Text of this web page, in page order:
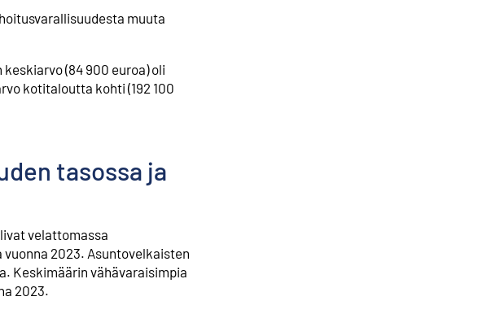
muuta
(84 900 euroa) oli
kotitaloutta kohti (192 100
tasossa ja
velattomassa
2023. Asuntovelkaisten
Keskimäärin vähävaraisimpia
2023.